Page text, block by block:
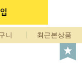
니 최근본상품